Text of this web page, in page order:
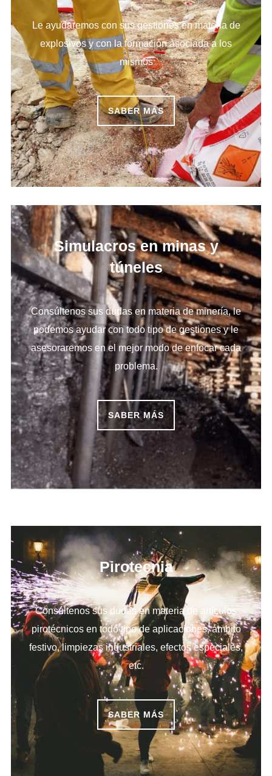
Le ayudaremos con sus gestiones en materia de
explosivos y con la formación asociada a los
mismos
SABER MÁS
Simulacros en minas y
túneles
Consúltenos sus dudas en materia de minería, le
podemos ayudar con todo tipo de gestiones y le
asesoraremos en el mejor modo de enfocar cada
problema.
SABER MÁS
Pirotecnia
Consúltenos sus dudas en materia de artículos
pirotécnicos en todo tipo de aplicaciones, ámbito
festivo, limpiezas industriales, efectos especiales,
etc.
SABER MÁS